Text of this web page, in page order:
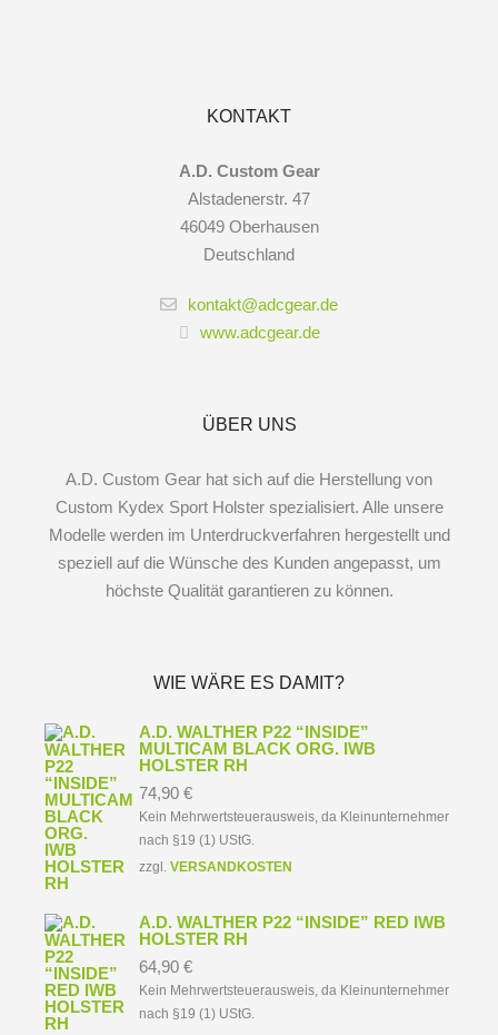
KONTAKT
A.D. Custom Gear
Alstadenerstr. 47
46049 Oberhausen
Deutschland
kontakt@adcgear.de
www.adcgear.de
ÜBER UNS
A.D. Custom Gear hat sich auf die Herstellung von
Custom Kydex Sport Holster spezialisiert. Alle unsere
Modelle werden im Unterdruckverfahren hergestellt und
speziell auf die Wünsche des Kunden angepasst, um
höchste Qualität garantieren zu können.
WIE WÄRE ES DAMIT?
A.D. WALTHER P22 “INSIDE”
MULTICAM BLACK ORG. IWB
HOLSTER RH
74,90 €
Kein Mehrwertsteuerausweis, da Kleinunternehmer
nach §19 (1) UStG.
zzgl. VERSANDKOSTEN
A.D. WALTHER P22 “INSIDE” RED IWB
HOLSTER RH
64,90 €
Kein Mehrwertsteuerausweis, da Kleinunternehmer
nach §19 (1) UStG.